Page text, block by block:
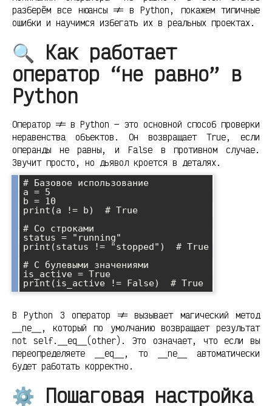
разберём все нюансы != в Python, покажем типичные
ошибки и научимся избегать их в реальных проектах.
🔍 Как работает
оператор “не равно” в
Python
Оператор != в Python — это основной способ проверки
неравенства объектов. Он возвращает True, если
операнды не равны, и False в противном случае.
Звучит просто, но дьявол кроется в деталях.
# Базовое использование
a = 5
b = 10
print(a != b)  # True
# Со строками
status = "running"
print(status != "stopped")  # True
# С булевыми значениями
is_active = True
В Python 3 оператор != вызывает магический метод
__ne__, который по умолчанию возвращает результат
not self.__eq__(other). Это означает, что если вы
переопределяете __eq__, то __ne__ автоматически
будет работать корректно.
⚙️ Пошаговая настройка